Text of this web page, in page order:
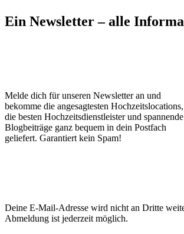
Ein Newsletter – alle
Melde dich für unseren Newsletter an und
bekomme die angesagtesten Hochzeitslocations,
die besten Hochzeitsdienstleister und spannende
Blogbeiträge ganz bequem in dein Postfach
geliefert. Garantiert kein Spam!
Deine E-Mail-Adresse wird nicht an Dritte
Abmeldung ist jederzeit möglich.